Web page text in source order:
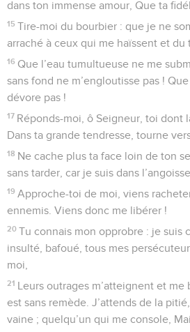
dans ton immense amour, Que ta
15 Tire-moi du bourbier : que je ne
arraché à ceux qui me haïssent et du
16 Que l’eau tumultueuse ne me
sans fond ne m’engloutisse pas !
dévore pas !
17 Réponds-moi, ô Seigneur, toi dont
Dans ta grande tendresse, tourne
18 Ne cache plus ta face loin de ton
sans tarder, car je suis dans
19 Approche-toi de moi, viens
ennemis. Viens donc me libérer !
20 Tu connais mon opprobre : je suis
insulté, bafoué, tous mes
moi,
21 Leurs outrages m’atteignent et
est sans remède. J’attends de la
vaine ; quelqu’un qui me console,